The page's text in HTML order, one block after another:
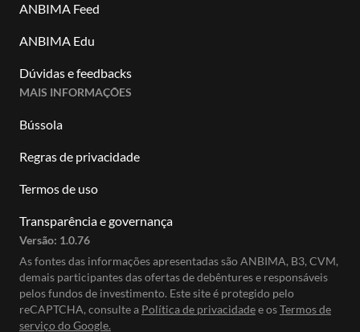
ANBIMA Feed
ANBIMA Edu
Dúvidas e feedbacks
MAIS INFORMAÇÕES
Bússola
Regras de privacidade
Termos de uso
Transparência e governança
Versão: 1.0.76
As fontes das informações apresentadas são ANBIMA, B3, CVM,
demais participantes das ofertas de debêntures e responsáveis
pelos fundos de investimento. Este site é protegido pelo
reCAPTCHA, consulte a Política de privacidadee osTermos de
serviço do Google.